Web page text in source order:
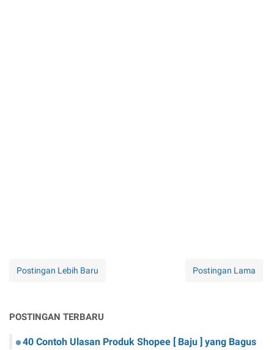
Postingan Lebih Baru Postingan Lama
POSTINGAN TERBARU
40 Contoh Ulasan Produk Shopee [ Baju ] yang Bagus